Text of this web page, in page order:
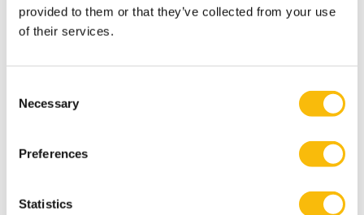
provided to them or that they’ve collected from your use
of their services.
Selection
Necessary
Preferences
Statistics
ontdekken of en hoe de aanpak van maatschappelijke
ondernemingen ook voor hen zou kunnen werken. Ze
traditionele bedrijfsmodel. Zo kunnen zulke
Lees het hele artikel dat is verschenen op
outvie.nl.